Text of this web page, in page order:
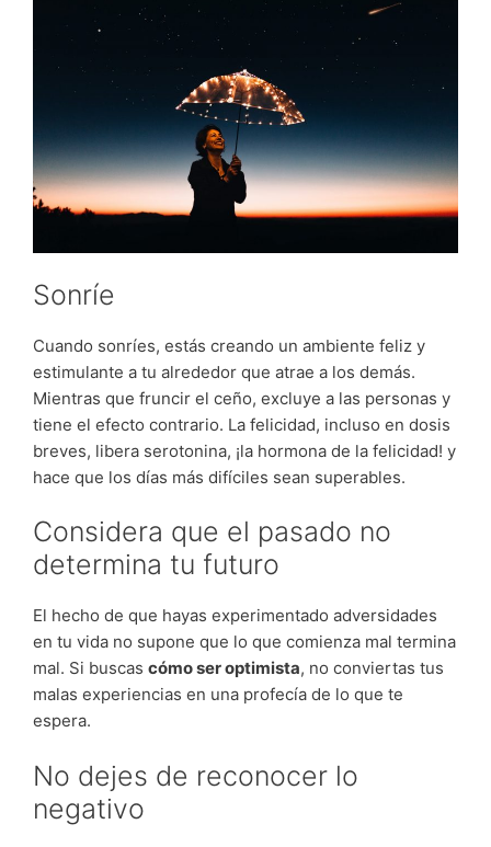
Sonríe
Cuando sonríes, estás creando un ambiente feliz y
estimulante a tu alrededor que atrae a los demás.
Mientras que fruncir el ceño, excluye a las personas y
tiene el efecto contrario. La felicidad, incluso en dosis
breves, libera serotonina, ¡la hormona de la felicidad! y
hace que los días más difíciles sean superables.
Considera que el pasado no
determina tu futuro
El hecho de que hayas experimentado adversidades
en tu vida no supone que lo que comienza mal termina
mal. Si buscas cómo ser optimista, no conviertas tus
malas experiencias en una profecía de lo que te
espera.
No dejes de reconocer lo
negativo